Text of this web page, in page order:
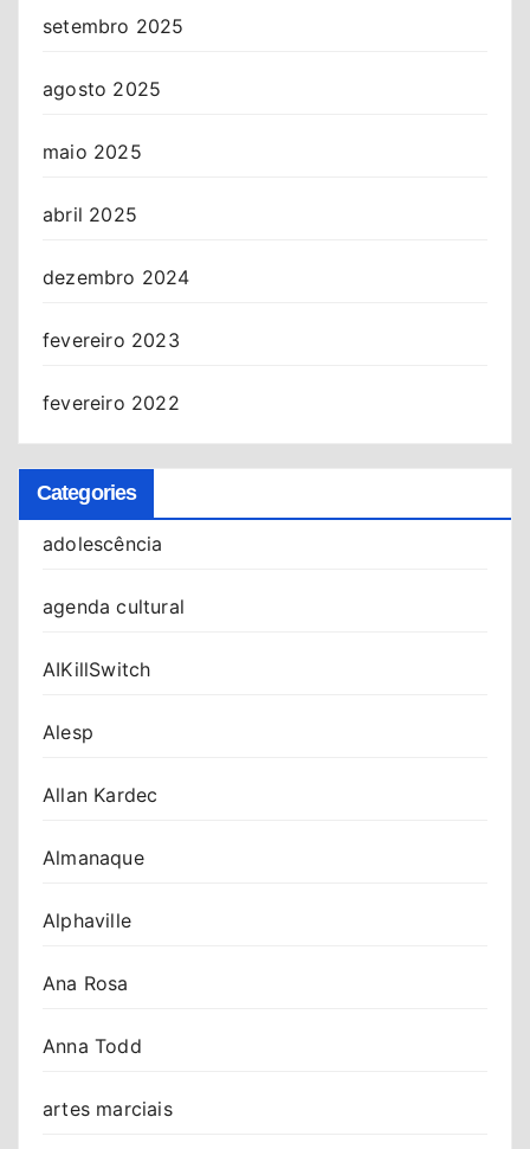
setembro 2025
agosto 2025
maio 2025
abril 2025
dezembro 2024
fevereiro 2023
fevereiro 2022
Categories
adolescência
agenda cultural
AIKillSwitch
Alesp
Allan Kardec
Almanaque
Alphaville
Ana Rosa
Anna Todd
artes marciais